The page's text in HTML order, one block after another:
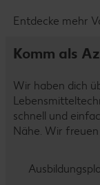
Entdecke mehr
Komm als
Wir haben dich
schnell und
Nähe. Wir